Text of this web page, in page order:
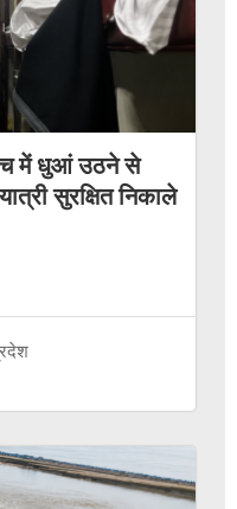
में धुआं उठने से
सुरक्षित निकाले